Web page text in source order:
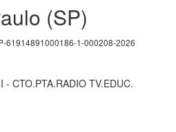
(SP)
61914891000186-1-000208-2026
- CTO.PTA.RADIO TV.EDUC.